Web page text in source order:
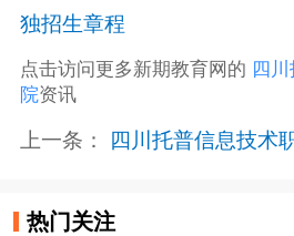
独招生章程
点击访问更多新期教育网的 四
院资讯
上一条： 四川托普信息技术职业学院2025
热门关注